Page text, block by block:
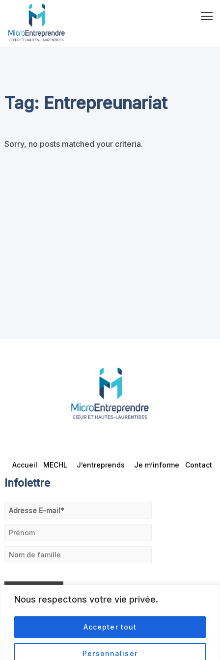
Nous respectons votre vie privée.
Personnaliser
Accepter tout
Tag: Entrepreunariat
Sorry, no posts matched your criteria.
Accueil MECHL J’entreprends Je m’informe Contact
Infolettre